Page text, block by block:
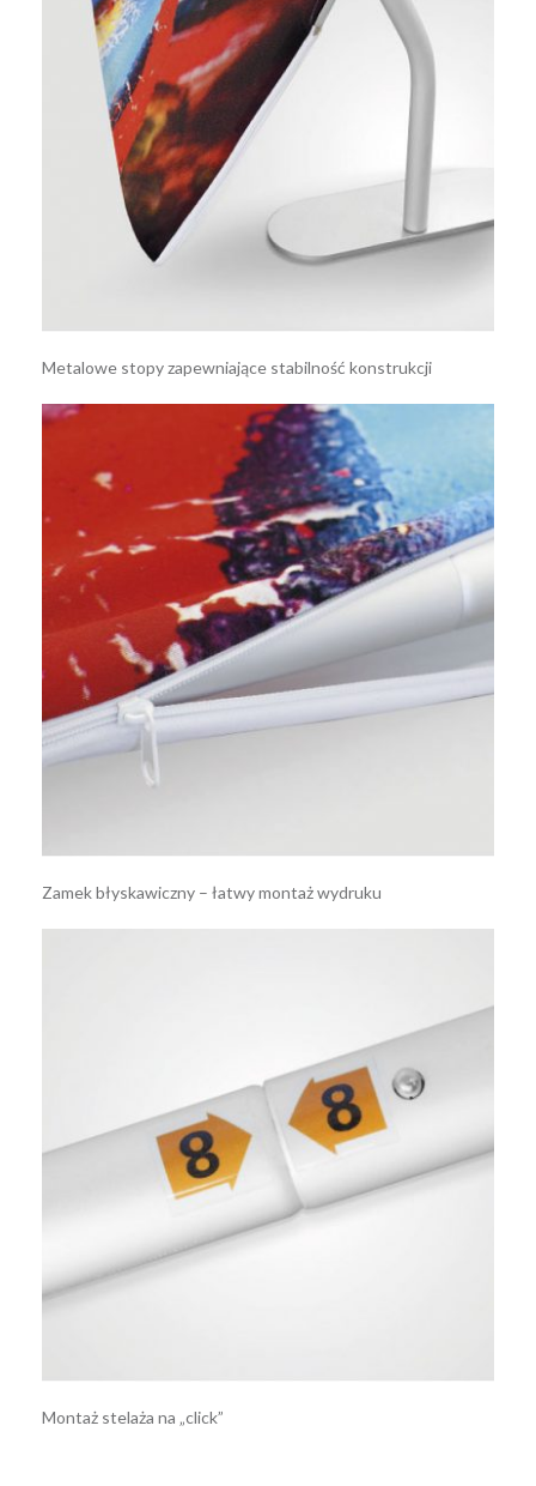
Metalowe stopy zapewniające stabilność konstrukcji
Zamek błyskawiczny – łatwy montaż wydruku
Montaż stelaża na „click”